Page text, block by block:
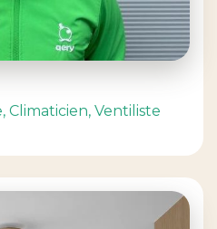
, Climaticien, Ventiliste